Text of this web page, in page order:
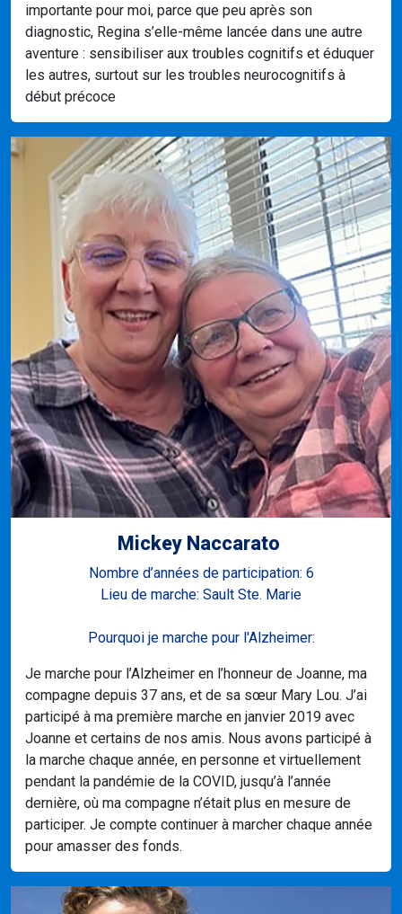
importante pour moi, parce que peu après son
diagnostic, Regina s’elle-même lancée dans une autre
aventure : sensibiliser aux troubles cognitifs et éduquer
les autres, surtout sur les troubles neurocognitifs à
début précoce
Mickey Naccarato ​
Nombre d’années de participation: 6
Lieu de marche: Sault Ste. Marie
Pourquoi je marche pour l'Alzheimer:
Je marche pour l’Alzheimer en l’honneur de Joanne, ma
compagne depuis 37 ans, et de sa sœur Mary Lou. J’ai
participé à ma première marche en janvier 2019 avec
Joanne et certains de nos amis. Nous avons participé à
la marche chaque année, en personne et virtuellement
pendant la pandémie de la COVID, jusqu’à l’année
dernière, où ma compagne n’était plus en mesure de
participer. Je compte continuer à marcher chaque année
pour amasser des fonds.